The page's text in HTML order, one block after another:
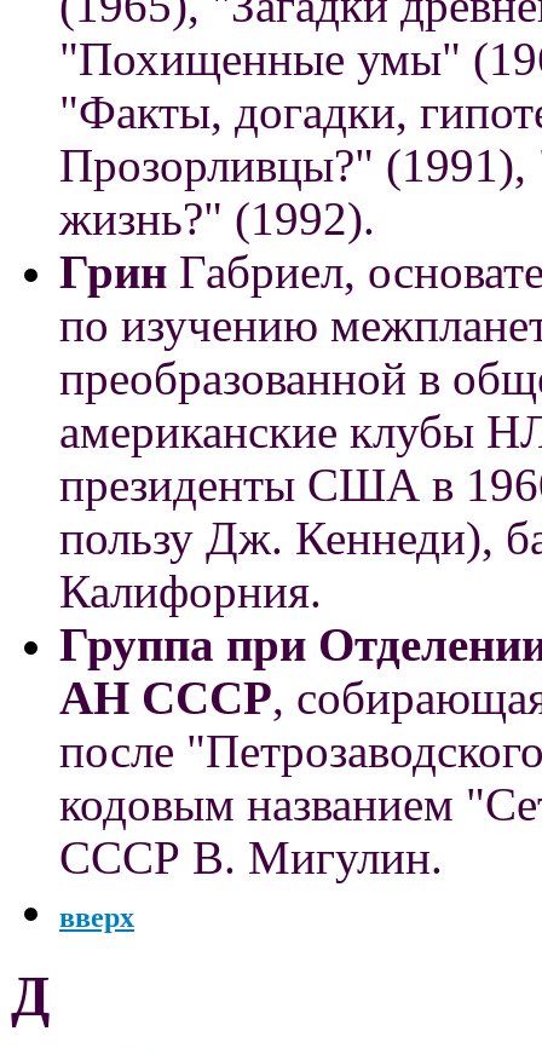
"Похищенные умы"
"Факты, догадки,
Прозорливцы?"
жизнь?" (1992).
Грин Габриел,
по изучению
преобразованной в
американские клубы
президенты США в
пользу Дж. Кеннеди),
Калифорния.
Группа при
АН СССР,
после
кодовым названием
СССР В. Мигулин.
вверх
Д